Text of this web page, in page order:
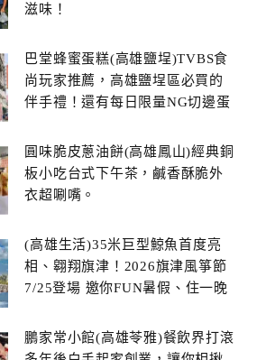
滋味！
巴堂蜂蜜蛋糕(高雄鹽埕)TVBS食
尚玩家推薦，高雄鹽埕區必買的
伴手禮！還有每日限量NG切邊蛋
圓味脆皮蔥油餅(高雄鳳山)經典銅
板小吃台式下午茶，鹹香酥脆外
衣超唰嘴。
(高雄生活)35米巨型鯨魚首度亮
相、翱翔旗津！2026旗津風箏節
7/25登場 邀你FUN暑假、住一晚
鵬家常小館(高雄苓雅)餐飲界打滾